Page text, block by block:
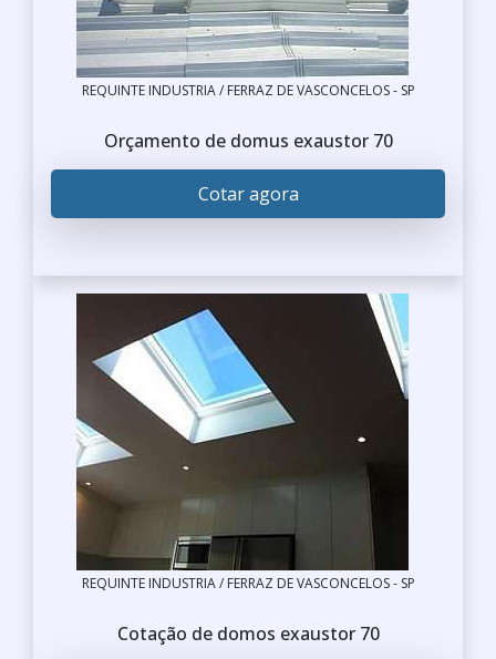
REQUINTE INDUSTRIA / FERRAZ DE VASCONCELOS - SP
Orçamento de domus exaustor 70
Cotar agora
REQUINTE INDUSTRIA / FERRAZ DE VASCONCELOS - SP
Cotação de domos exaustor 70